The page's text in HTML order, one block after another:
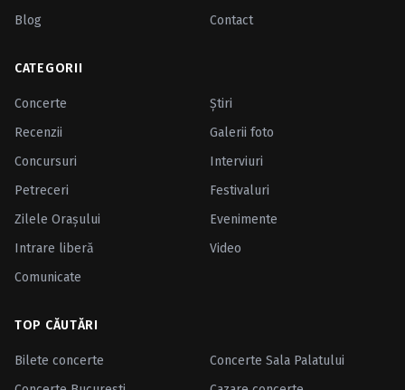
Blog
Contact
CATEGORII
Concerte
Ştiri
Recenzii
Galerii foto
Concursuri
Interviuri
Petreceri
Festivaluri
Zilele Oraşului
Evenimente
Intrare liberă
Video
Comunicate
TOP CĂUTĂRI
Bilete concerte
Concerte Sala Palatului